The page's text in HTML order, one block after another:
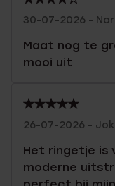
30-07-2026 -
Maat nog te
mooi uit
26-07-2026 -
Het ringetje is
moderne